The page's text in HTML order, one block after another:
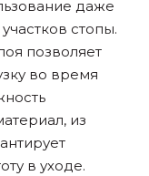
даже
стопы.
позволяет
во время
из
в уходе.